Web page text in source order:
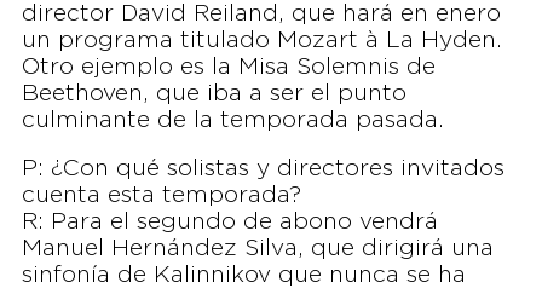
director David Reiland, que hará en enero
un programa titulado Mozart à La Hyden.
Otro ejemplo es la Misa Solemnis de
Beethoven, que iba a ser el punto
culminante de la temporada pasada.
P: ¿Con qué solistas y directores invitados
cuenta esta temporada?
R: Para el segundo de abono vendrá
Manuel Hernández Silva, que dirigirá una
sinfonía de Kalinnikov que nunca se ha